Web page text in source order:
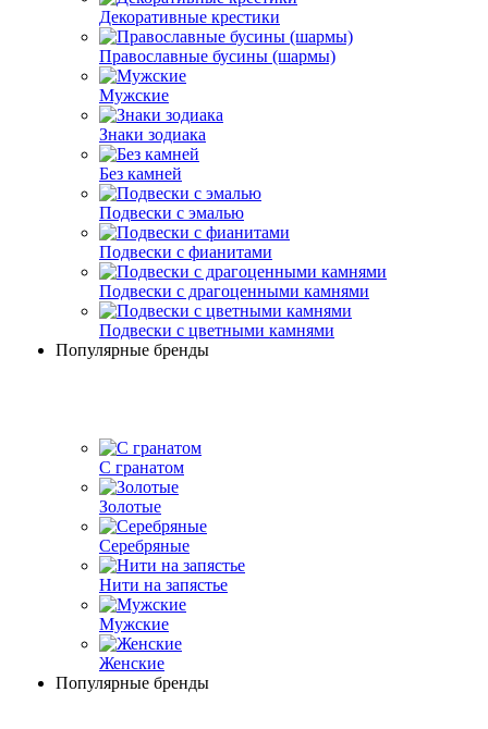
Декоративные крестики
Православные бусины (шармы)
Мужские
Знаки зодиака
Без камней
Подвески с эмалью
Подвески с фианитами
Подвески с драгоценными камнями
Подвески с цветными камнями
Популярные бренды
С гранатом
Золотые
Серебряные
Нити на запястье
Мужские
Женские
Популярные бренды